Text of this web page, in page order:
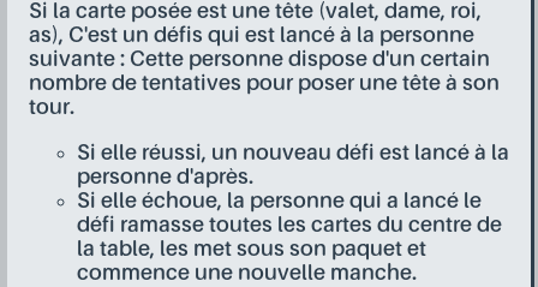
Si la carte posée est une tête (valet, dame, roi,
as), C'est un défis qui est lancé à la personne
suivante : Cette personne dispose d'un certain
nombre de tentatives pour poser une tête à son
tour.
Si elle réussi, un nouveau défi est lancé à la
personne d'après.
Si elle échoue, la personne qui a lancé le
défi ramasse toutes les cartes du centre de
la table, les met sous son paquet et
commence une nouvelle manche.